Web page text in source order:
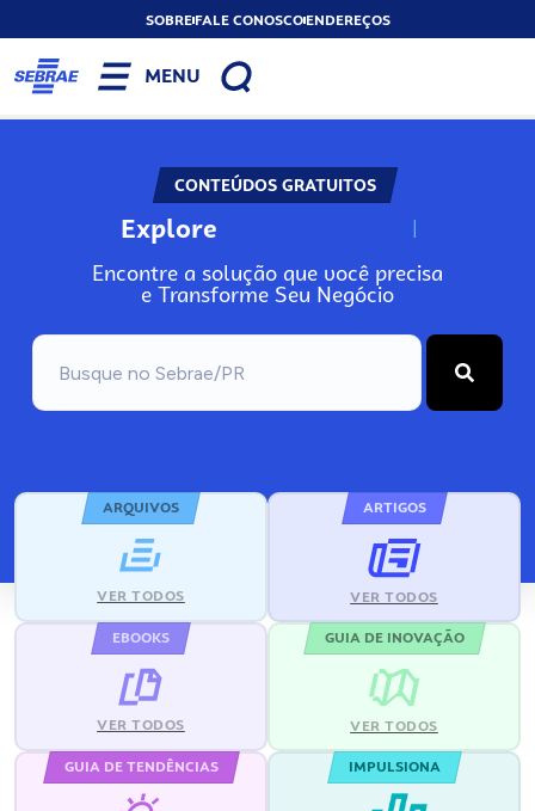
SOBREFALE CONOSCOENDEREÇOS
MENU
CONTEÚDOS GRATUITOS
Explore N
Encontre a solução que você precisa
e Transforme Seu Negócio
ARQUIVOS
VER TODOS
ARTIGOS
VER TODOS
EBOOKS
VER TODOS
GUIA DE INOVAÇÃO
VER TODOS
GUIA DE TENDÊNCIAS IMPULSIONA